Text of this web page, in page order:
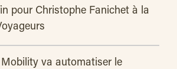
pour Christophe Fanichet à la
Mobility va automatiser le